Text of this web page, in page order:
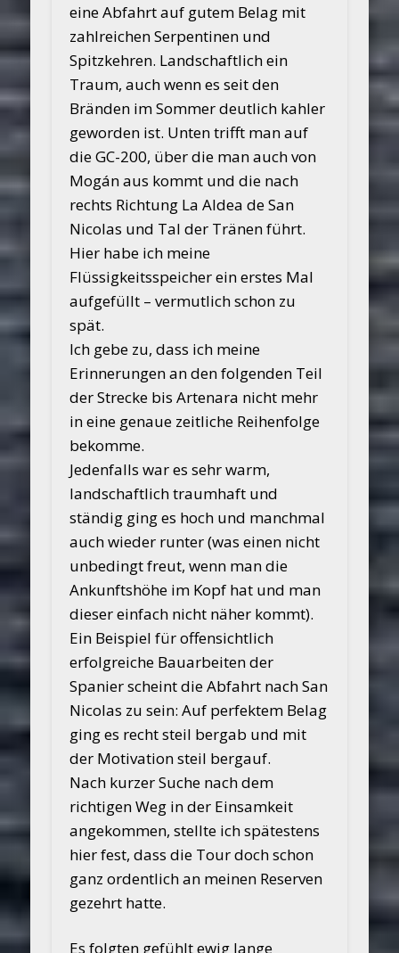
eine Abfahrt auf gutem Belag mit
zahlreichen Serpentinen und
Spitzkehren. Landschaftlich ein
Traum, auch wenn es seit den
Bränden im Sommer deutlich kahler
geworden ist. Unten trifft man auf
die GC-200, über die man auch von
Mogán aus kommt und die nach
rechts Richtung La Aldea de San
Nicolas und Tal der Tränen führt.
Hier habe ich meine
Flüssigkeitsspeicher ein erstes Mal
aufgefüllt – vermutlich schon zu
spät.
Ich gebe zu, dass ich meine
Erinnerungen an den folgenden Teil
der Strecke bis Artenara nicht mehr
in eine genaue zeitliche Reihenfolge
bekomme.
Jedenfalls war es sehr warm,
landschaftlich traumhaft und
ständig ging es hoch und manchmal
auch wieder runter (was einen nicht
unbedingt freut, wenn man die
Ankunftshöhe im Kopf hat und man
dieser einfach nicht näher kommt).
Ein Beispiel für offensichtlich
erfolgreiche Bauarbeiten der
Spanier scheint die Abfahrt nach San
Nicolas zu sein: Auf perfektem Belag
ging es recht steil bergab und mit
der Motivation steil bergauf.
Nach kurzer Suche nach dem
richtigen Weg in der Einsamkeit
angekommen, stellte ich spätestens
hier fest, dass die Tour doch schon
ganz ordentlich an meinen Reserven
gezehrt hatte.
Es folgten gefühlt ewig lange